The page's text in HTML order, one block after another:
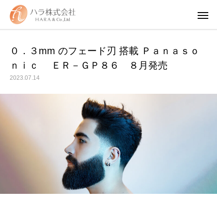
０．３mm のフェード刃 搭載 Ｐａｎａｓｏ
ｎｉｃ ＥＲ－ＧＰ８６ ８月発売
2023.07.14